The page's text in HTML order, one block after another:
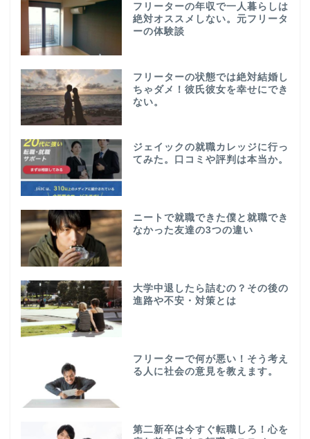
フリーターの年収で一人暮らしは
絶対オススメしない。元フリータ
ーの体験談
フリーターの状態では絶対結婚し
ちゃダメ！彼氏彼女を幸せにでき
ない。
ジェイックの就職カレッジに行っ
てみた。口コミや評判は本当か。
ニートで就職できた僕と就職でき
なかった友達の3つの違い
大学中退したら詰むの？その後の
進路や不安・対策とは
フリーターで何が悪い！そう考え
る人に社会の意見を教えます。
第二新卒は今すぐ転職しろ！心を